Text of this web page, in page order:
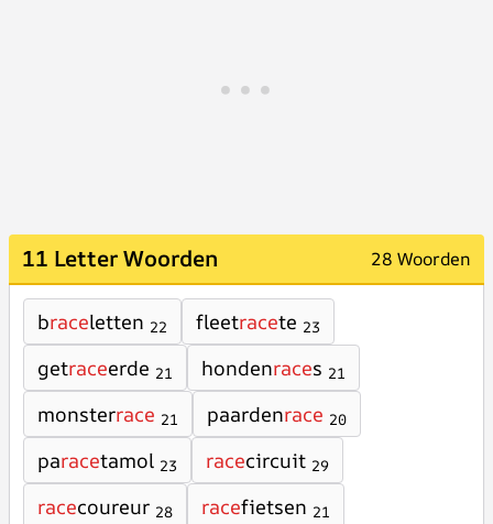
11 Letter Woorden 28 Woorden
braceletten 22 fleetracete 23
getraceerde 21 hondenraces 21
monsterrace 21 paardenrace 20
paracetamol 23 racecircuit 29
racecoureur 28 racefietsen 21